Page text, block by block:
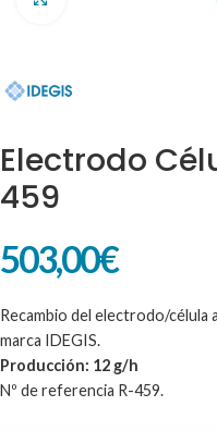
Electrodo
459
503,00€
Recambio del electrodo/célula
marca IDEGIS.
Producción: 12 g/h
Nº de referencia R-459.